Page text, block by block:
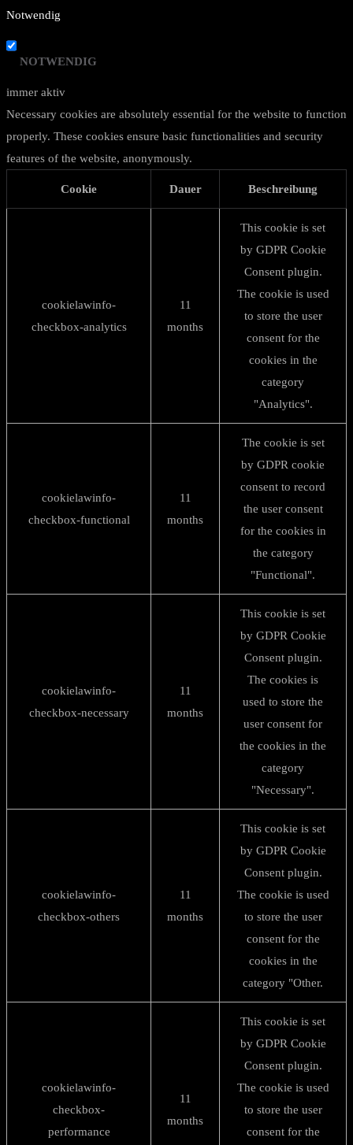
Notwendig
NOTWENDIG
immer aktiv
Necessary cookies are absolutely essential for the website to function
properly. These cookies ensure basic functionalities and security
features of the website, anonymously.
Cookie Dauer Beschreibung
cookielawinfo-
checkbox-analytics
11
months
This cookie is set
by GDPR Cookie
Consent plugin.
The cookie is used
to store the user
consent for the
cookies in the
category
"Analytics".
cookielawinfo-
checkbox-functional
11
months
The cookie is set
by GDPR cookie
consent to record
the user consent
for the cookies in
the category
"Functional".
cookielawinfo-
checkbox-necessary
11
months
This cookie is set
by GDPR Cookie
Consent plugin.
The cookies is
used to store the
user consent for
the cookies in the
category
"Necessary".
cookielawinfo-
checkbox-others
11
months
This cookie is set
by GDPR Cookie
Consent plugin.
The cookie is used
to store the user
consent for the
cookies in the
category "Other.
cookielawinfo-
checkbox-
performance
11
months
This cookie is set
by GDPR Cookie
Consent plugin.
The cookie is used
to store the user
consent for the